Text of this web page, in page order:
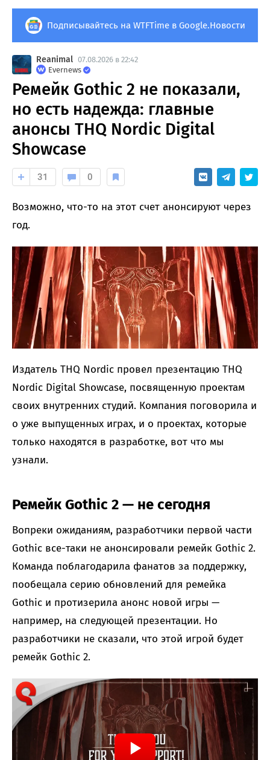
Подписывайтесь на WTFTime в Google.Новости
Reanimal 07.08.2026 в 22:42
Evernews
Ремейк Gothic 2 не показали,
но есть надежда: главные
анонсы THQ Nordic Digital
Showcase
31 0
Возможно, что-то на этот счет анонсируют через
год.
Издатель THQ Nordic провел презентацию THQ
Nordic Digital Showcase, посвященную проектам
своих внутренних студий. Компания поговорила и
о уже выпущенных играх, и о проектах, которые
только находятся в разработке, вот что мы
узнали.
Ремейк Gothic 2 — не сегодня
Вопреки ожиданиям, разработчики первой части
Gothic все-таки не анонсировали ремейк Gothic 2.
Команда поблагодарила фанатов за поддержку,
пообещала серию обновлений для ремейка
Gothic и протизерила анонс новой игры —
например, на следующей презентации. Но
разработчики не сказали, что этой игрой будет
ремейк Gothic 2.